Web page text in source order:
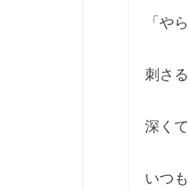
「や
刺さ
深く
いつも